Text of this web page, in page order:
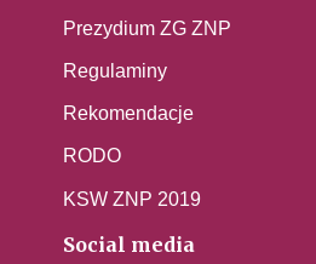
Prezydium ZG ZNP
Regulaminy
Rekomendacje
RODO
KSW ZNP 2019
Social media